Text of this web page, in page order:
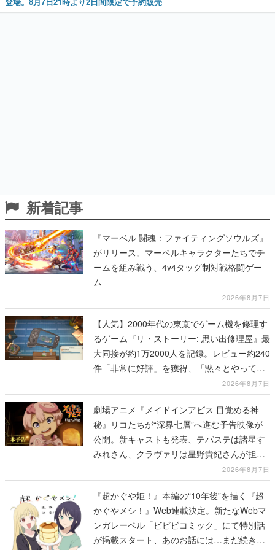
新着記事
『マーベル 闘魂：ファイティングソウルズ』
がリリース。マーベルキャラクターたちでチ
ームを組み戦う、4v4タッグ制対戦格闘ゲー
ム
2026年8月7日
【人気】2000年代の東京でゲーム機を修理す
るゲーム『リ・ストーリー: 思い出修理屋』最
大同接が約1万2000人を記録。レビュー約240
件「非常に好評」を獲得、「黙々とやってし
2026年8月7日
劇場アニメ『メイドインアビス 目覚める神
秘』リコたちが“深界七層”へ進む予告映像が
公開。新キャストも発表、テパステは諸星す
みれさん、クラヴァリは星野貴紀さんが担当
2026年8月7日
『超かぐや姫！』本編の“10年後”を描く『超
かぐやメシ！』Web連載決定。新たなWebマ
ンガレーベル「ビビビコミック」にて特別話
が掲載スタート、あのお話には…まだ続きが